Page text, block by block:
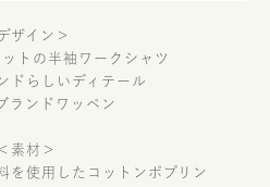
ザイン＞
トの半袖ワークシャツ
ドらしいディテール
ランドワッペン
＜素材＞
を使用したコットンポプリン